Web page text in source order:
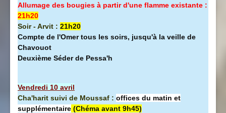
Allumage des bougies à partir d'une flamme existante :
21h20
Soir - Arvit : 21h20
Compte de l'Omer tous les soirs, jusqu'à la veille de
Chavouot
Deuxième Séder de Pessa'h
Vendredi 10 avril
Cha'harit suivi de Moussaf : offices du matin et
supplémentaire (Chéma avant 9h45)